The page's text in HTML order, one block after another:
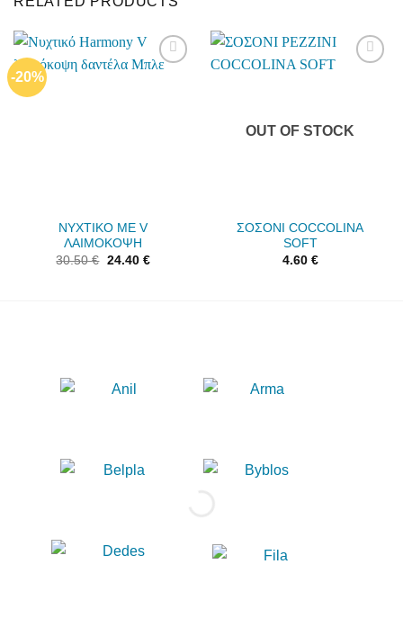
-20%
ΝΥΧΤΙΚΟ ΜΕ V
ΛΑΙΜΟΚΟΨΗ
30.50€ 24.40 €
OUT OF STOCK
ΣΟΣΟΝΙ COCCOLINA
SOFT
4.60 €